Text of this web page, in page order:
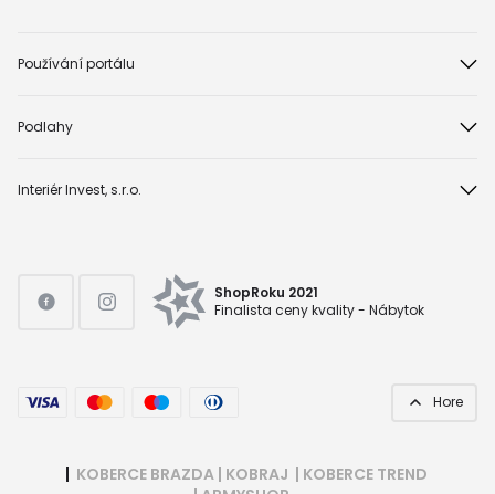
Používání portálu
Podlahy
Interiér Invest, s.r.o.
ShopRoku 2021
Finalista ceny kvality - Nábytok
Hore
| KOBERCE BRAZDA | KOBRAJ | KOBERCE TREND